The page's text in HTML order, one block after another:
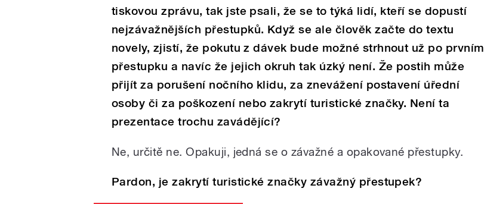
tiskovou zprávu, tak jste psali, že se to týká lidí, kteří se dopustí
nejzávažnějších přestupků. Když se ale člověk začte do textu
novely, zjistí, že pokutu z dávek bude možné strhnout už po prvním
přestupku a navíc že jejich okruh tak úzký není. Že postih může
přijít za porušení nočního klidu, za znevážení postavení úřední
osoby či za poškození nebo zakrytí turistické značky. Není ta
prezentace trochu zavádějící?
Ne, určitě ne. Opakuji, jedná se o závažné a opakované přestupky.
Pardon, je zakrytí turistické značky závažný přestupek?